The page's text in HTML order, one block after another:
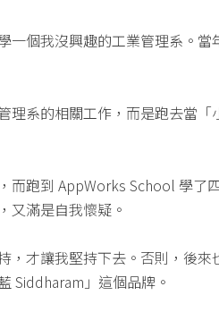
一個我沒興趣的工業管理系。
理系的相關工作，而是跑去當
而跑到 AppWorks School 學了
又滿是自我懷疑。
，才讓我堅持下去。否則，後
Siddharam」這個品牌。